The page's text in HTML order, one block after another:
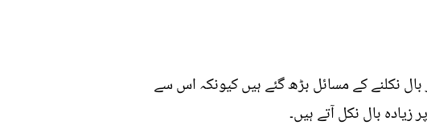
نکلنے کے مسائل بڑھ گئے ہیں کیونکہ اس سے
بال نکل آتے ہیں۔